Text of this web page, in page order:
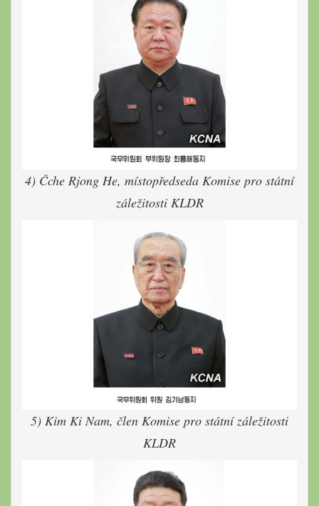
4) Čche Rjong He, místopředseda Komise pro státní
záležitosti KLDR
5) Kim Ki Nam, člen Komise pro státní záležitosti
KLDR